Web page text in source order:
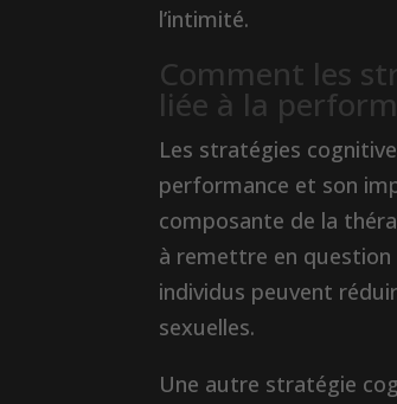
l’intimité.
Comment les
liée à la
Les stratégies
performance et son
composante de la
à remettre en question
individus peuvent
sexuelles.
Une autre stratégie